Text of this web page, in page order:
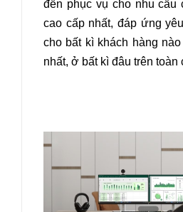
đến phục vụ cho nhu cầu
cao cấp nhất, đáp ứng
cho bất kì khách hàng
nhất, ở bất kì đâu trên toàn